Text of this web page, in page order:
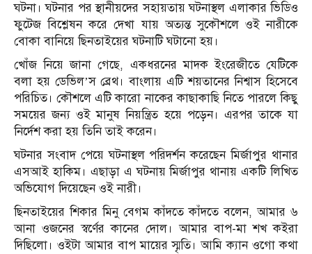
ঘটনা। ঘটনার পর স্থানীয়দের সহায়তায় ঘটনাস্থল এলাকার ভিডিও
ফুটেজ বিশ্লেষন করে দেখা যায় অত্যন্ত সুকৌশলে ওই নারীকে
বোকা বানিয়ে ছিনতাইয়ের ঘটনাটি ঘটানো হয়।
খোঁজ নিয়ে জানা গেছে, একধরনের মাদক ইংরেজীতে যেটিকে
বলা হয় ডেভিল’স ব্রেথ। বাংলায় এটি শয়তানের নিশ্বাস হিসেবে
পরিচিত। কৌশলে এটি কারো নাকের কাছাকাছি নিতে পারলে কিছু
সময়ের জন্য ওই মানুষ নিয়ন্ত্রিত হয়ে পড়েন। এরপর তাকে যা
নির্দেশ করা হয় তিনি তাই করেন।
ঘটনার সংবাদ পেয়ে ঘটনাস্থল পরিদর্শন করেছেন মির্জাপুর থানার
এসআই হাকিম। এছাড়া এ ঘটনায় মির্জাপুর থানায় একটি লিখিত
অভিযোগ দিয়েছেন ওই নারী।
ছিনতাইয়ের শিকার মিনু বেগম কাঁদতে কাঁদতে বলেন, আমার ৬
আনা ওজনের স্বর্ণের কানের দোল। আমার বাপ-মা শখ কইরা
দিছিলো। ওইটা আমার বাপ মায়ের স্মৃতি। আমি ক্যান ওগো কথা